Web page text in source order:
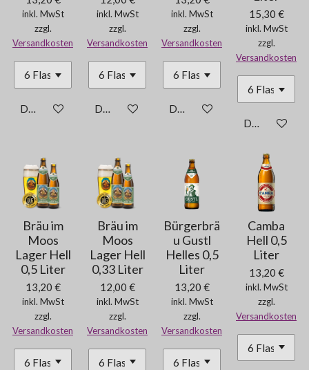
inkl. MwSt
zzgl.
Versandkosten
Details anzeigen
inkl. MwSt
zzgl.
Versandkosten
Details anzeigen
inkl. MwSt
zzgl.
Versandkosten
Details anzeigen
15,30 €
inkl. MwSt
zzgl.
Versandkosten
Details
Bräu im
Moos
Lager Hell
0,5 Liter
13,20 €
inkl. MwSt
zzgl.
Versandkosten
Bräu im
Moos
Lager Hell
0,33 Liter
12,00 €
inkl. MwSt
zzgl.
Versandkosten
Bürgerbrä
u Gustl
Helles 0,5
Liter
13,20 €
inkl. MwSt
zzgl.
Versandkosten
Camba
Hell 0,5
Liter
13,20 €
inkl. MwSt
zzgl.
Versandkosten